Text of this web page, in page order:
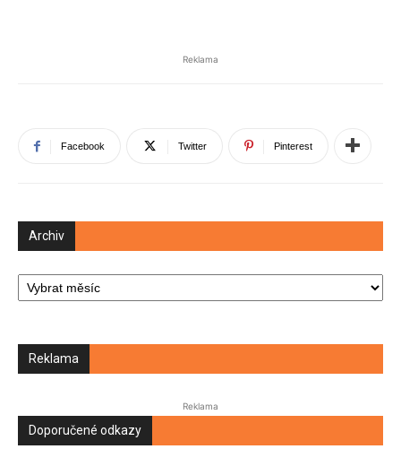
Reklama
Facebook Twitter Pinterest
Archiv
Reklama
Reklama
Doporučené odkazy